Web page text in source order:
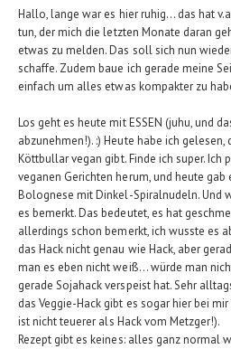
Hallo, lange war es hier ruhig... das hat
tun, der mich die letzten Monate daran
etwas zu melden. Das soll sich nun
schaffe. Zudem baue ich gerade meine
einfach um alles etwas kompakter zu
Los geht es heute mit ESSEN (juhu, und
abzunehmen!). :) Heute habe ich gelesen,
Köttbullar vegan gibt. Finde ich super. Ich
veganen Gerichten herum, und heute
Bolognese mit Dinkel-Spiralnudeln. Und
es bemerkt. Das bedeutet, es hat
allerdings schon bemerkt, ich wusste es
das Hack nicht genau wie Hack, aber
man es eben nicht weiß... würde man
gerade Sojahack verspeist hat. Sehr
das Veggie-Hack gibt es sogar hier bei
ist nicht teuerer als Hack vom Metzger!).
Rezept gibt es keines: alles ganz normal